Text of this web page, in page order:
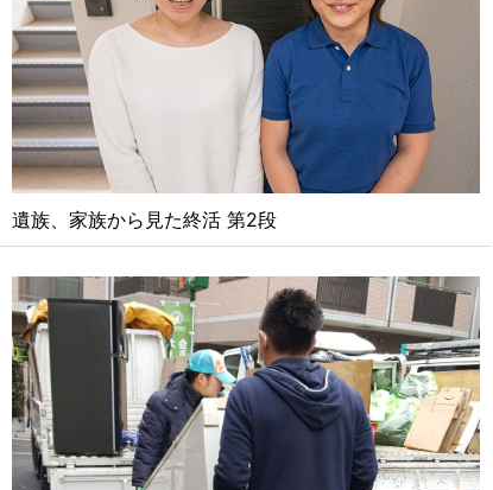
遺族、家族から見た終活 第2段